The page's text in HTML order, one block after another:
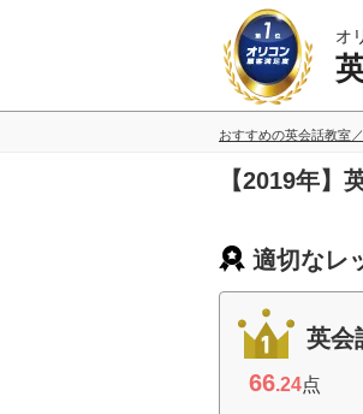
オ
おすすめの英会話教室
【2019年】
適切なレ
英会
66.24点